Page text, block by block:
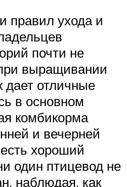
правил ухода и
почти не
выращивании
дает отличные
в основном
комбикорма
и вечерней
хороший
один птицевод не
наблюдая, как